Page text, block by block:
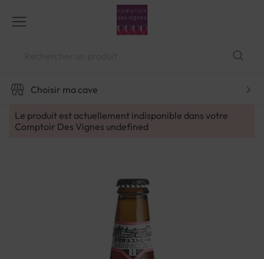
contenu
Choisir ma cave
Le produit est actuellement indisponible dans votre
Comptoir Des Vignes undefined